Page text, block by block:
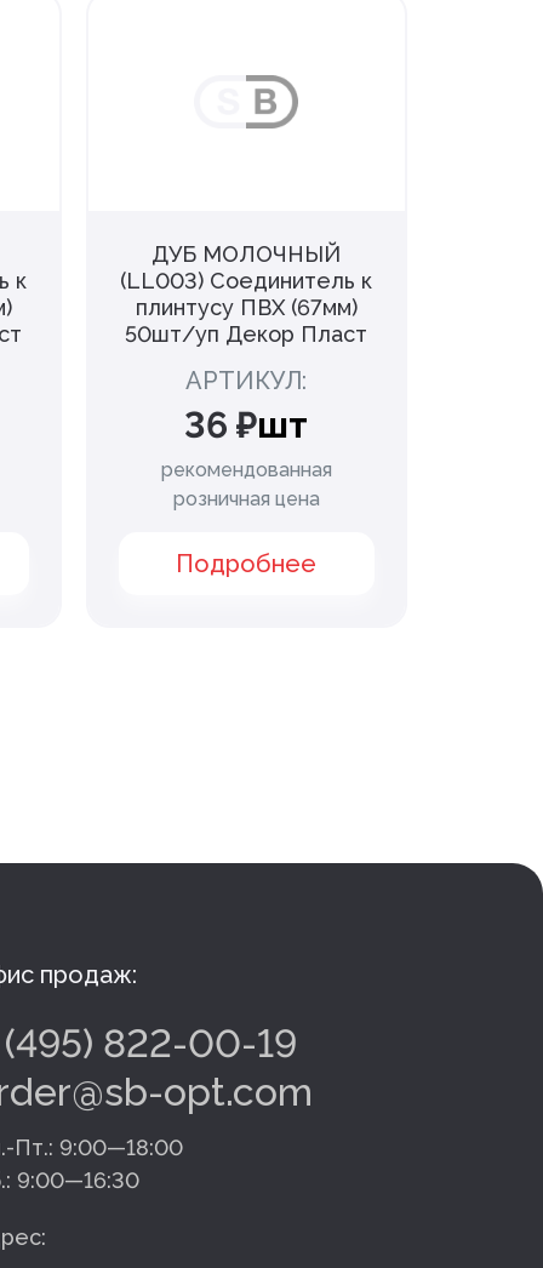
к
ДУБ МОЛОЧНЫЙ
(LL003) Соединитель к
плинтусу ПВХ (67мм)
50шт/уп Декор Пласт
АРТИКУЛ:
36 ₽шт
рекомендованная
розничная цена
Подробнее
продаж:
822-00-19
opt.com
Пт.: 9:00—18:00
9:00—16:30